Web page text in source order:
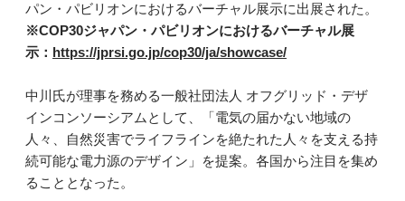
パン・パビリオンにおけるバーチャル展示に出展された。
※COP30ジャパン・パビリオンにおけるバーチャル展
示： https://jprsi.go.jp/cop30/ja/showcase/
中川氏が理事を務める一般社団法人 オフグリッド・デザ
インコンソーシアムとして、「電気の届かない地域の
人々、自然災害でライフラインを絶たれた人々を支える持
続可能な電力源のデザイン」を提案。各国から注目を集め
ることとなった。